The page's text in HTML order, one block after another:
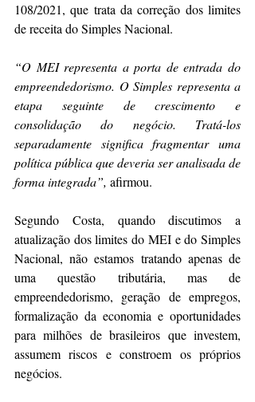
108/2021, que trata da correção dos limites
de receita do Simples Nacional.
“O MEI representa a porta de entrada do
empreendedorismo. O Simples representa a
etapa seguinte de crescimento e
consolidação do negócio. Tratá-los
separadamente significa fragmentar uma
política pública que deveria ser analisada de
forma integrada”, afirmou.
Segundo Costa, quando discutimos a
atualização dos limites do MEI e do Simples
Nacional, não estamos tratando apenas de
uma questão tributária, mas de
empreendedorismo, geração de empregos,
formalização da economia e oportunidades
para milhões de brasileiros que investem,
assumem riscos e constroem os próprios
negócios.